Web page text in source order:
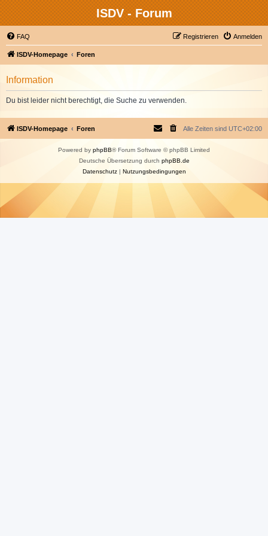
ISDV - Forum
FAQ Anmelden
Registrieren
ISDV-Homepage Foren
Information
Du bist leider nicht berechtigt, die Suche zu verwenden.
ISDV-Homepage Foren Alle Zeiten sind UTC+02:00
Powered by phpBB® Forum Software © phpBB Limited
Deutsche Übersetzung durch phpBB.de
Datenschutz| Nutzungsbedingungen